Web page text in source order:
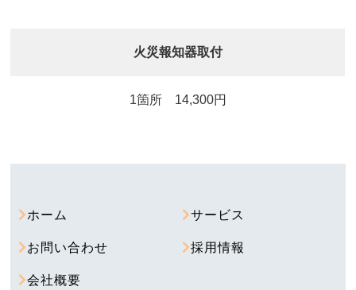
火災報知器取付
1箇所 14,300円
ホーム
お問い合わせ
会社概要
サービス
採用情報